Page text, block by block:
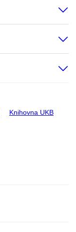
Knihovna UKB